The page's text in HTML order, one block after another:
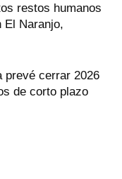
restos humanos
El Naranjo,
prevé cerrar 2026
de corto plazo